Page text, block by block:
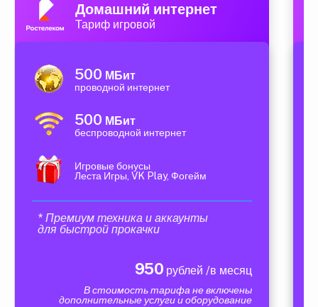
Домашний интернет
Тариф игровой
500 МБит
проводной интернет
500 МБит
беспроводной интернет
Игровые бонусы
Леста Игры, VK Play, Фогейм
* Премиум техника и аккаунты
для быстрой прокачки
950 рублей /в месяц
В стоимость тарифа не включены
дополнительные услуги и оборудование